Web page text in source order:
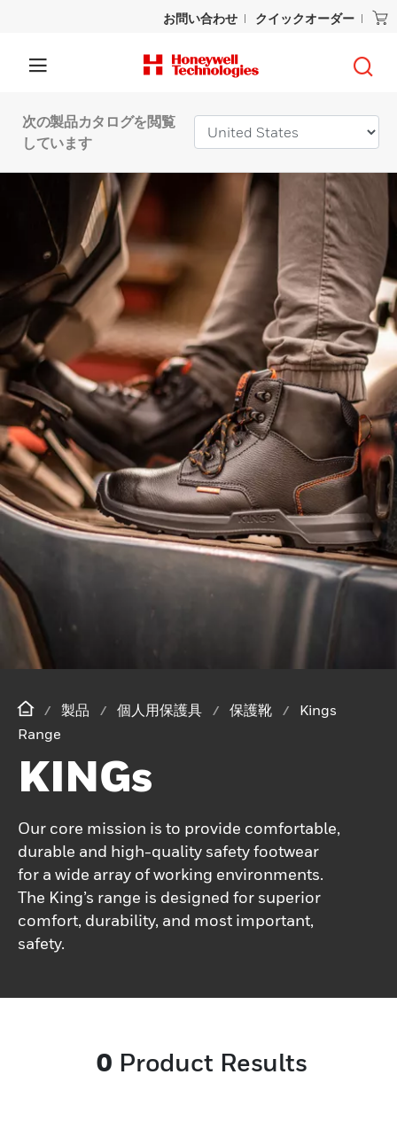
お問い合わせ クイックオーダー
次の製品カタログを閲覧
しています
製品 個人用保護具 保護靴
Kings
Range
KINGs
Our core mission is to provide comfortable,
durable and high-quality safety footwear
for a wide array of working environments.
The King’s range is designed for superior
comfort, durability, and most important,
safety.
0 Product Results